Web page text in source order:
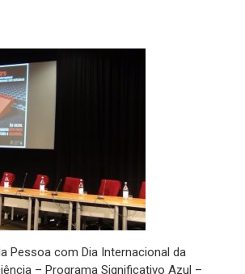
Pessoa com Dia Internacional da
– Programa Significativo Azul –